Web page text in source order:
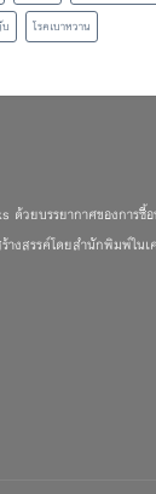
โรคเบาหวาน
ด้วยบรรยากาศของการ
งสรรค์โดยสำนักพิมพ์ในเ